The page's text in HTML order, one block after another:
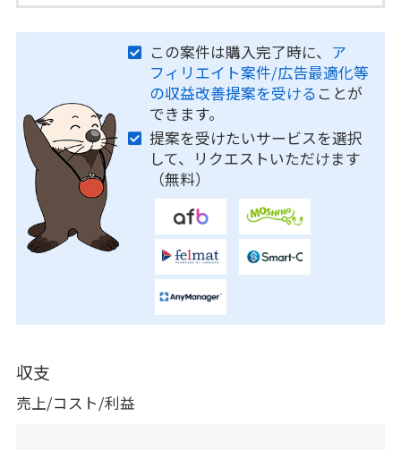
この案件は購入完了時に、 ア
フィリエイト案件/広告最適化等
の収益改善提案を受ける ことが
できます。
提案を受けたいサービスを選択
して、リクエストいただけます
（無料）
収支
売上/コスト/利益